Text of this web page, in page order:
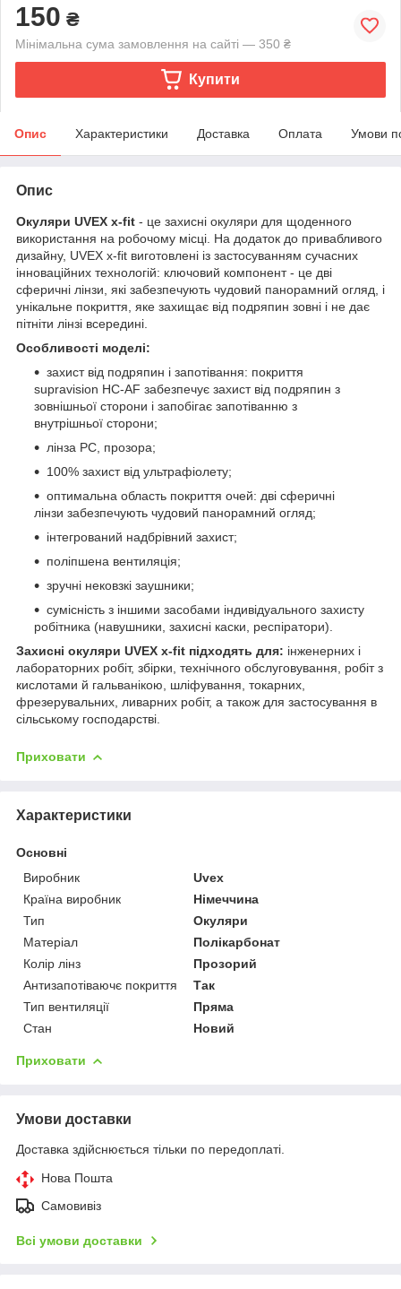
150 ₴
Мінімальна сума замовлення на сайті — 350 ₴
Купити
Опис Характеристики Доставка Оплата Умови
Опис
Окуляри UVEX х-fit - це захисні окуляри для щоденного
використання на робочому місці. На додаток до привабливого
дизайну, UVEX х-fit виготовлені із застосуванням сучасних
інноваційних технологій: ключовий компонент - це дві
сферичні лінзи, які забезпечують чудовий панорамний огляд, і
унікальне покриття, яке захищає від подряпин зовні і не дає
пітніти лінзі всередині.
Особливості моделі:
захист від подряпин і запотівання: покриття
supravision HC-AF забезпечує захист від подряпин з
зовнішньої сторони і запобігає запотіванню з
внутрішньої сторони;
лінза РС, прозора;
100% захист від ультрафіолету;
оптимальна область покриття очей: дві сферичні
лінзи забезпечують чудовий панорамний огляд;
інтегрований надбрівний захист;
поліпшена вентиляція;
зручні нековзкі заушники;
сумісність з іншими засобами індивідуального захисту
робітника (навушники, захисні каски, респіратори).
Захисні окуляри UVEX х-fit підходять для: інженерних і
лабораторних робіт, збірки, технічного обслуговування, робіт з
кислотами й гальванікою, шліфування, токарних,
фрезерувальних, ливарних робіт, а також для застосування в
сільському господарстві.
Приховати
Характеристики
Основні
Виробник
Uvex
Країна виробник
Німеччина
Тип
Окуляри
Матеріал
Полікарбонат
Колір лінз
Прозорий
Антизапотіваючє покриття
Так
Тип вентиляції
Пряма
Стан
Новий
Приховати
Умови доставки
Доставка здійснюється тільки по передоплаті.
Нова Пошта
Самовивіз
Всі умови доставки